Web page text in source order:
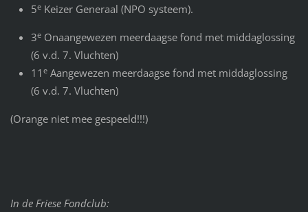
5eKeizer Generaal (NPO systeem).
3eOnaangewezen meerdaagse fond met middaglossing
(6 v.d. 7. Vluchten)
11 eAangewezen meerdaagse fond met middaglossing
(6 v.d. 7. Vluchten)
(Orange niet mee gespeeld!!!)
In de Friese Fondclub: